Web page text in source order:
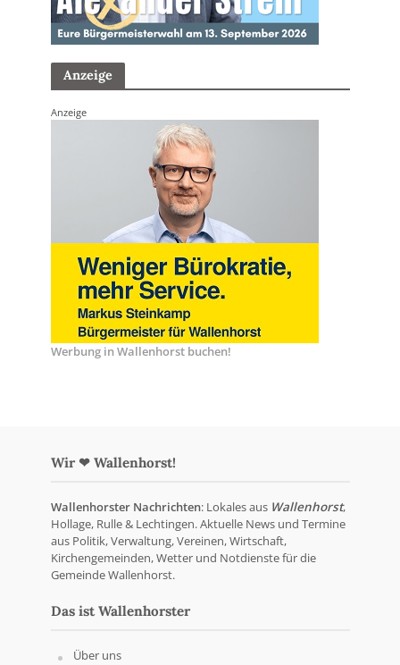
Anzeige
Anzeige
Werbung in Wallenhorst buchen!
Wir ❤ Wallenhorst!
Wallenhorster Nachrichten: Lokales aus Wallenhorst,
Hollage, Rulle & Lechtingen. Aktuelle News und Termine
aus Politik, Verwaltung, Vereinen, Wirtschaft,
Kirchengemeinden, Wetter und Notdienste für die
Gemeinde Wallenhorst.
Das ist Wallenhorster
Über uns